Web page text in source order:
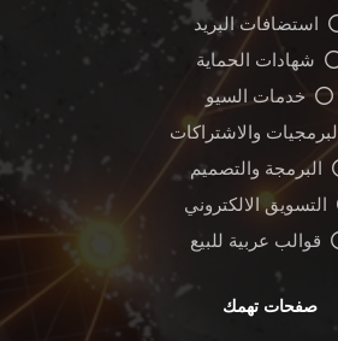
استضافات البريد
شهادات الحماية
خدمات السيو
البرمجيات والاشتراكات
البرمجة والتصميم
التسويق الالكتروني
قوالب عربية للبيع
صفحات تهمك